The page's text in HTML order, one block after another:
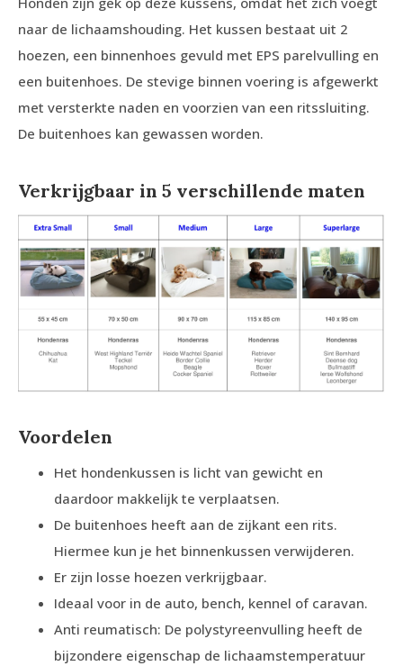
naar de lichaamshouding. Het kussen bestaat uit 2
hoezen, een binnenhoes gevuld met EPS parelvulling en
een buitenhoes. De stevige binnen voering is afgewerkt
met versterkte naden en voorzien van een ritssluiting.
De buitenhoes kan gewassen worden.
Verkrijgbaar in 5 verschillende maten
Voordelen
Het hondenkussen is licht van gewicht en
daardoor makkelijk te verplaatsen.
De buitenhoes heeft aan de zijkant een rits.
Hiermee kun je het binnenkussen verwijderen.
Er zijn losse hoezen verkrijgbaar.
Ideaal voor in de auto, bench, kennel of caravan.
Anti reumatisch: De polystyreenvulling heeft de
bijzondere eigenschap de lichaamstemperatuur